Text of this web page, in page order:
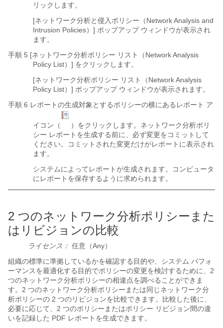
リックします。
[ネットワーク分析と侵入ポリシー（Network Analysis and
Intrusion Policies）] ポップアップ ウィンドウが表示され
ます。
手順 5 [ネットワーク分析ポリシー リスト（Network Analysis
Policy List）] をクリックします。
[ネットワーク分析ポリシー リスト（Network Analysis
Policy List）] ポップアップ ウィンドウが表示されます。
手順 6 レポートの生成対象とするポリシーの横にあるレポート ア
イコン（
）をクリックします。ネットワーク分析ポリ
シー レポートを生成する前に、必ず変更をコミットして
ください。コミットされた変更だけがレポートに表示され
ます。
システムによってレポートが生成されます。コンピュータ
にレポートを保存するように求められます。
2 つのネットワーク分析ポリシーまた
はリビジョンの比較
ライセンス： 任意（Any）
組織の標準に準拠しているかを確認する目的や、システム パフォ
ーマンスを最適化する目的でポリシーの変更を検討するために、2
つのネットワーク分析ポリシーの相違点を調べることができま
す。2 つのネットワーク分析ポリシーまたは同じネットワーク分
析ポリシーの 2 つのリビジョンを比較できます。比較した後に、
必要に応じて、2 つのポリシーまたはポリシー リビジョン間の違
いを記録した PDF レポートを生成できます。